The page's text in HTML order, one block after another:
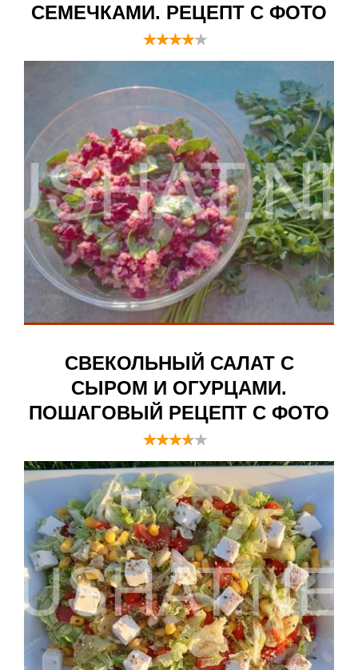
СЕМЕЧКАМИ. РЕЦЕПТ С ФОТО
СВЕКОЛЬНЫЙ САЛАТ С
СЫРОМ И ОГУРЦАМИ.
ПОШАГОВЫЙ РЕЦЕПТ С ФОТО